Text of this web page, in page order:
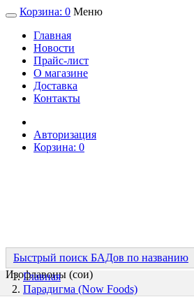
Корзина: 0 Меню
Главная
Новости
Прайс-лист
О магазине
Доставка
Контакты
Авторизация
Корзина: 0
Быстрый поиск БАДов по названию
Изофлавоны (сои)
Главная
Парадигма (Now Foods)